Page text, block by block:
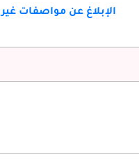
الإبلاغ عن مواصفات